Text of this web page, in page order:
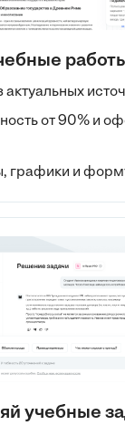
актуальных
от 90% и
графики и
учебные